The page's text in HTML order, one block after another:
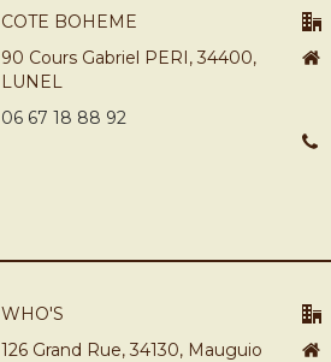
COTE BOHEME
90 Cours Gabriel PERI, 34400,
LUNEL
06 67 18 88 92
WHO'S
126 Grand Rue, 34130, Mauguio